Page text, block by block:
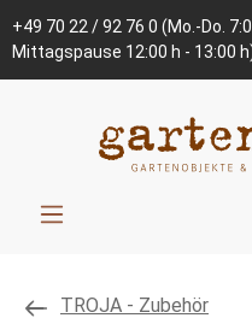
+49 70 22 / 92 76 0 (Mo.-Do.
Mittagspause 12:00 h - 13:00
TROJA - Zubehör